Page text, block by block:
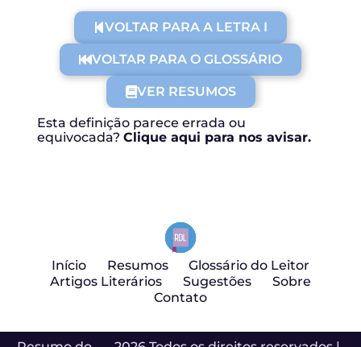
VOLTAR PARA A LETRA I
VOLTAR PARA O GLOSSÁRIO
VER RESUMOS
Esta definição parece errada ou
equivocada? Clique aqui para nos avisar.
Início Resumos
Glossário do Leitor
Artigos Literários
Sugestões
Sobre
Contato